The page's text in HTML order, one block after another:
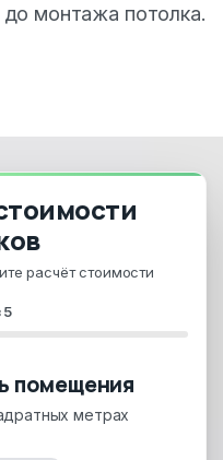
монтажа потолка.
расчёт стоимости
5
помещения
метрах